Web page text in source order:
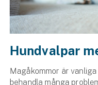
Villaförsäkring
Bostadsrättsförsäkring
Hundvalpar
Magåkommor är
behandla många